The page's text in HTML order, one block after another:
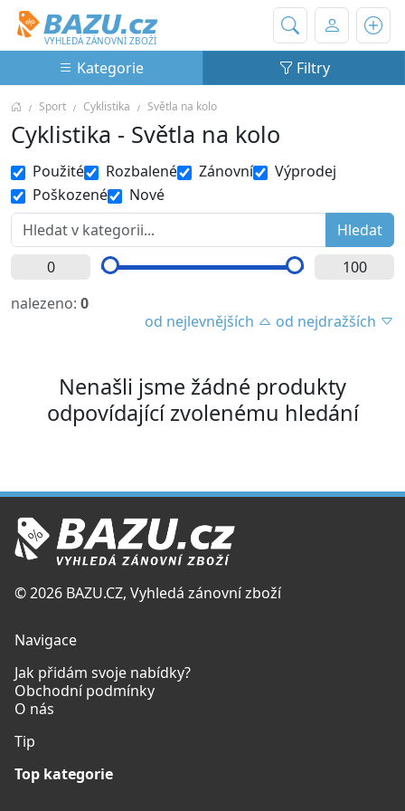
Bazu.cz
VYHLEDÁ ZÁNOVNÍ ZBOŽÍ
Kategorie Filtry
Sport Cyklistika Světla na kolo
Cyklistika - Světla na kolo
Použité Rozbalené Zánovní
Výprodej
Poškozené
Nové
nalezeno: 0
od nejlevnějších
od nejdražších
Nenašli jsme žádné produkty
odpovídající zvolenému hledání
© 2026 BAZU.CZ, Vyhledá zánovní zboží
Navigace
Jak přidám svoje nabídky?
Obchodní podmínky
O nás
Tip
Top kategorie